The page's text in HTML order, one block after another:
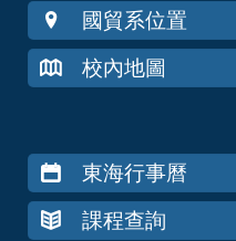
國貿系位置
校內地圖
東海行事曆
課程查詢